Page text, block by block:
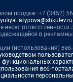
продаж: +7 (3452)
yuliya.latypova@shkulev.ru
несет ответственности
в
(использования)
веб-